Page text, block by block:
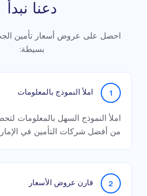
دعنا نبدأ
احصل على عروض أسعار تأمين
بسيطة:
1 املأ النموذج بالمعلومات
املأ النموذج السهل بالمعلومات
من أفضل شركات التأمين في
2 قارن عروض الأسعار